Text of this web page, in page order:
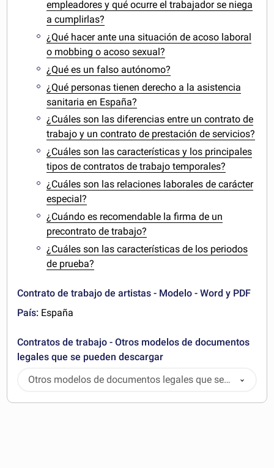
empleadores y qué ocurre el trabajador se niega
a cumplirlas?
¿Qué hacer ante una situación de acoso laboral
o mobbing o acoso sexual?
¿Qué es un falso autónomo?
¿Qué personas tienen derecho a la asistencia
sanitaria en España?
¿Cuáles son las diferencias entre un contrato de
trabajo y un contrato de prestación de servicios?
¿Cuáles son las características y los principales
tipos de contratos de trabajo temporales?
¿Cuáles son las relaciones laborales de carácter
especial?
¿Cuándo es recomendable la firma de un
precontrato de trabajo?
¿Cuáles son las características de los periodos
de prueba?
Contrato de trabajo de artistas - Modelo - Word y PDF
País: España
Contratos de trabajo - Otros modelos de documentos
legales que se pueden descargar
Otros modelos de documentos legales que se
pueden descargar